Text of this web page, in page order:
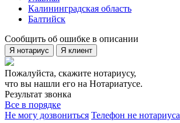
Калининградская область
Балтийск
Сообщить об ошибке в описании
Я нотариус Я клиент
Пожалуйста, скажите нотариусу,
что вы нашли его на Нотариатусе.
Результат звонка
Все в порядке
Не могу дозвониться Телефон не нотариуса